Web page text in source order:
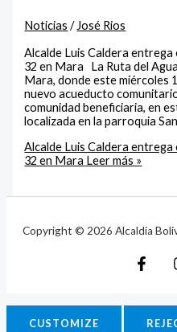
Noticias / José Rios
Alcalde Luis Caldera
32 en Mara La Ruta del
Mara, donde este miércoles
nuevo acueducto
comunidad beneficiaria, en
localizada en la parroquia
Alcalde Luis Caldera
32 en Mara Leer más »
Copyright © 2026 Alcaldía
CUSTOMIZE